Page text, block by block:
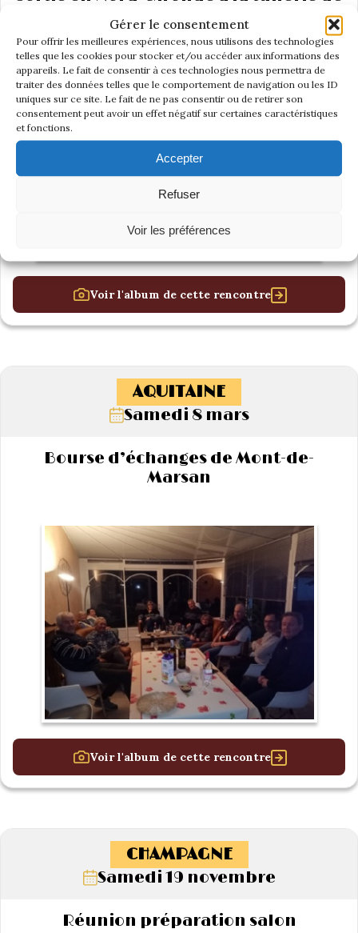
Gérer le consentement
Pour offrir les meilleures expériences, nous utilisons des technologies
telles que les cookies pour stocker et/ou accéder aux informations des
appareils. Le fait de consentir à ces technologies nous permettra de
traiter des données telles que le comportement de navigation ou les ID
uniques sur ce site. Le fait de ne pas consentir ou de retirer son
consentement peut avoir un effet négatif sur certaines caractéristiques
et fonctions.
Accepter
Refuser
Voir les préférences
Cézac (33)
Voir l'album de cette rencontre
AQUITAINE
Samedi 8 mars
Bourse d’échanges de Mont-de-
Marsan
Voir l'album de cette rencontre
CHAMPAGNE
Samedi 19 novembre
Réunion préparation salon